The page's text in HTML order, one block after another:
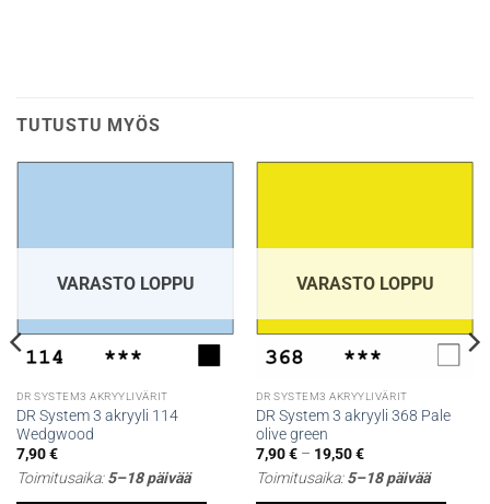
TUTUSTU MYÖS
VARASTO LOPPU
DR SYSTEM3 AKRYYLIVÄRIT
DR System 3 akryyli 114
Wedgwood
7,90€
Toimitusaika:5–18 päivää
VARASTO LOPPU
DR SYSTEM3 AKRYYLIVÄRIT
DR System 3 akryyli 368 Pale
olive green
7,90€ – 19,50€Hintaluokka:
-
Toimitusaika:5–18 päivää